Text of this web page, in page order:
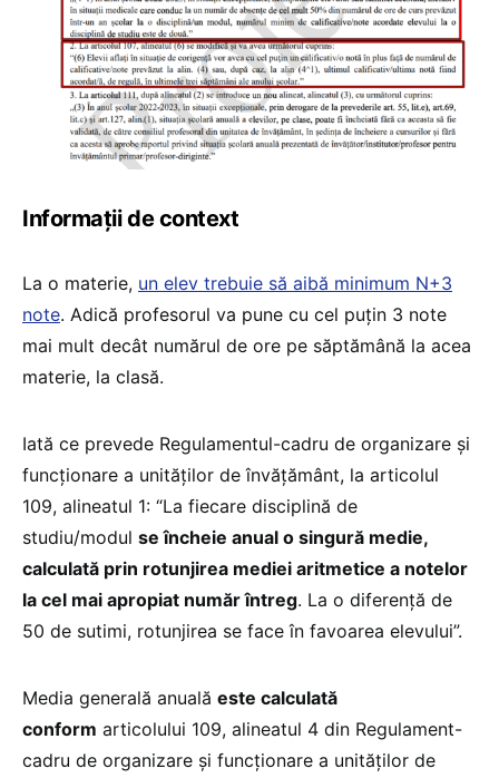
Informații de context
La o materie, un elev trebuie să aibă minimum N+3
note. Adică profesorul va pune cu cel puțin 3 note
mai mult decât numărul de ore pe săptămână la acea
materie, la clasă.
Iată ce prevede Regulamentul-cadru de organizare și
funcționare a unităților de învățământ, la articolul
109, alineatul 1: “La fiecare disciplină de
studiu/modul se încheie anual o singură medie,
calculată prin rotunjirea mediei aritmetice a notelor
la cel mai apropiat număr întreg. La o diferență de
50 de sutimi, rotunjirea se face în favoarea elevului”.
Media generală anuală este calculată
conform articolului 109, alineatul 4 din Regulament-
cadru de organizare și funcționare a unităților de